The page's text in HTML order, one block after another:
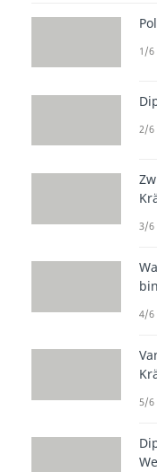
1/6
2/6
3/6
4/6
5/6